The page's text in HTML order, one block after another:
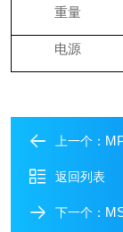
重量
电源
上一个：
返回列表
下一个：